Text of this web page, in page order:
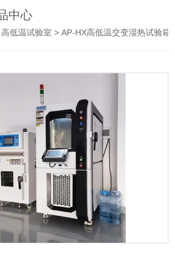
中心
高低温试验室 > AP-HX高低温交变湿热试验箱